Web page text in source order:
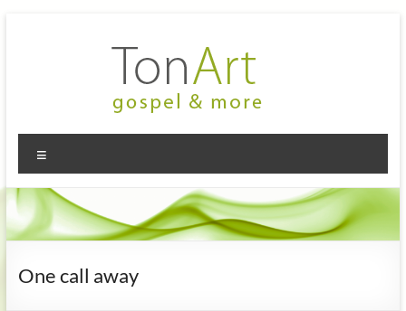
TonArt
–
gospel
&
more
Mein Chor
in
Hannover-
Linden
One call away